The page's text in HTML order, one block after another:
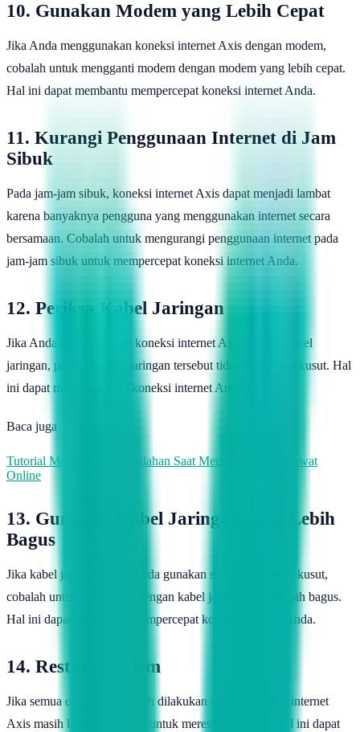
10. Gunakan Modem yang Lebih Cepat
Jika Anda menggunakan koneksi internet Axis dengan modem,
cobalah untuk mengganti modem dengan modem yang lebih cepat.
Hal ini dapat membantu mempercepat koneksi internet Anda.
11. Kurangi Penggunaan Internet di Jam
Sibuk
Pada jam-jam sibuk, koneksi internet Axis dapat menjadi lambat
karena banyaknya pengguna yang menggunakan internet secara
bersamaan. Cobalah untuk mengurangi penggunaan internet pada
jam-jam sibuk untuk mempercepat koneksi internet Anda.
12. Periksa Kabel Jaringan
Jika Anda menggunakan koneksi internet Axis dengan kabel
jaringan, pastikan kabel jaringan tersebut tidak rusak atau kusut. Hal
ini dapat mempengaruhi koneksi internet Anda.
Baca juga
Tutorial Menghindari Kesalahan Saat Membeli Tiket Pesawat
Online
13. Gunakan Kabel Jaringan yang Lebih
Bagus
Jika kabel jaringan yang Anda gunakan sudah rusak atau kusut,
cobalah untuk mengganti dengan kabel jaringan yang lebih bagus.
Hal ini dapat membantu mempercepat koneksi internet Anda.
14. Restart Modem
Jika semua cara di atas sudah dilakukan namun koneksi internet
Axis masih lambat, cobalah untuk merestart modem. Hal ini dapat